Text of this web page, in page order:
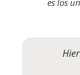
es los